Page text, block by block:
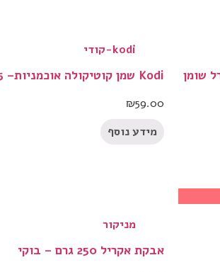
kodi-קודי
Kodi שמן קוטיקולה אוכמניות– 15 מ״ל
₪59.00
מידע נוסף
מניקור
אבקת אקריל 250 גרם – בוקי